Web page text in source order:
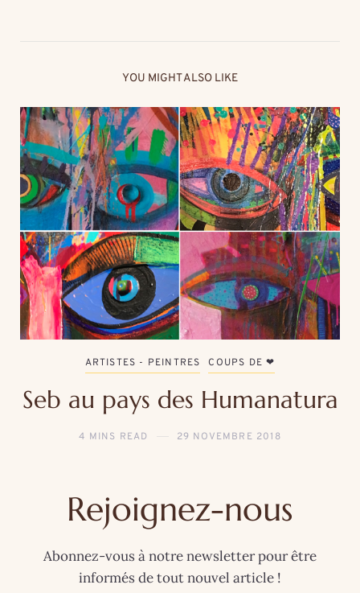
YOU MIGHT ALSO LIKE
ARTISTES - PEINTRES COUPS DE ❤
Seb au pays des Humanatura
4 MINS READ 29 NOVEMBRE 2018
Rejoignez-nous
Abonnez-vous à notre newsletter pour être
informés de tout nouvel article !